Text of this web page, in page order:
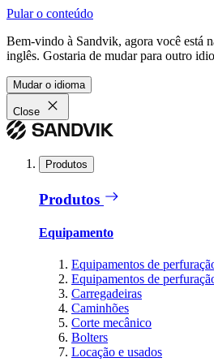
Pular o conteúdo
Bem-vindo à Sandvik, agora você está
inglês. Gostaria de mudar para outro
Mudar o idioma
Close
Produtos
Produtos
Equipamento
Equipamentos de
Equipamentos de
Carregadeiras
Caminhões
Corte mecânico
Bolters
Locação e usados